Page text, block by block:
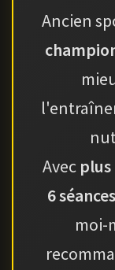
Ancien
Avec plus
6
moi-